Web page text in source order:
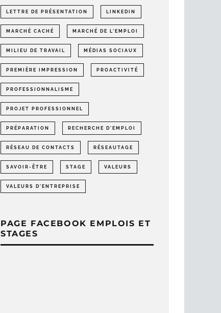
LETTRE DE PRÉSENTATION LINKEDIN
MARCHÉ CACHÉ MARCHÉ DE L'EMPLOI
MILIEU DE TRAVAIL MÉDIAS SOCIAUX
PREMIÈRE IMPRESSION PROACTIVITÉ
PROFESSIONNALISME
PROJET PROFESSIONNEL
PRÉPARATION RECHERCHE D'EMPLOI
RÉSEAU DE CONTACTS RÉSEAUTAGE
SAVOIR-ÊTRE STAGE VALEURS
VALEURS D'ENTREPRISE
PAGE FACEBOOK EMPLOIS ET
STAGES